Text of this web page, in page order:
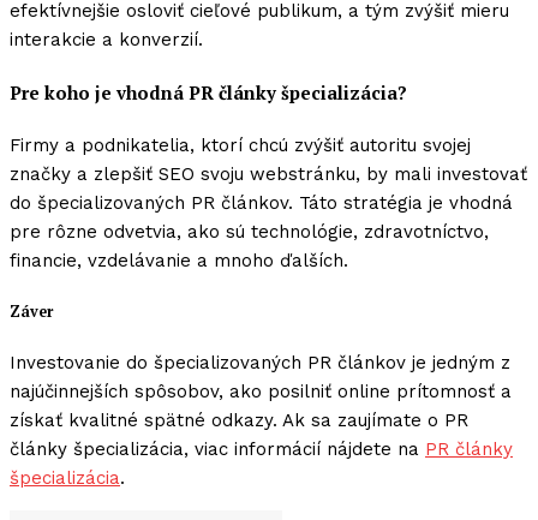
efektívnejšie osloviť cieľové publikum, a tým zvýšiť mieru
interakcie a konverzií.
Pre koho je vhodná PR články špecializácia?
Firmy a podnikatelia, ktorí chcú zvýšiť autoritu svojej
značky a zlepšiť SEO svoju webstránku, by mali investovať
do špecializovaných PR článkov. Táto stratégia je vhodná
pre rôzne odvetvia, ako sú technológie, zdravotníctvo,
financie, vzdelávanie a mnoho ďalších.
Záver
Investovanie do špecializovaných PR článkov je jedným z
najúčinnejších spôsobov, ako posilniť online prítomnosť a
získať kvalitné spätné odkazy. Ak sa zaujímate o PR
články špecializácia, viac informácií nájdete na PR články
špecializácia.